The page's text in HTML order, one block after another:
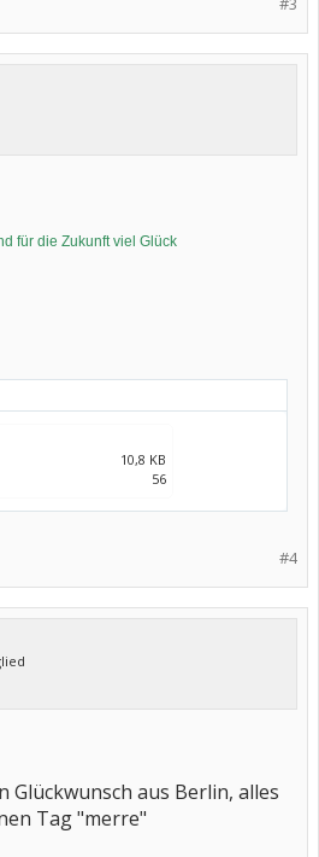
für die Zukunft viel Glück
10,8 KB
56
#4
Glückwunsch aus Berlin, alles
Tag "merre"